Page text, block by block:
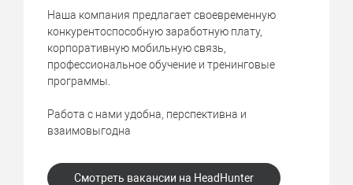
Наша компания предлагает своевременную
конкурентоспособную заработную плату,
корпоративную мобильную связь,
профессиональное обучение и тренинговые
программы.
Работа с нами удобна, перспективна и
взаимовыгодна
Смотреть вакансии на HeadHunter